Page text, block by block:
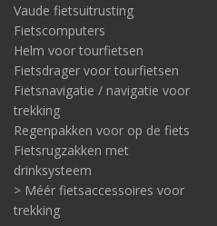
Vaude fietsuitrusting
Fietscomputers
Helm voor tourfietsen
Fietsdrager voor tourfietsen
Fietsnavigatie / navigatie voor
trekking
Regenpakken voor op de fiets
Fietsrugzakken met
drinksysteem
> Méér fietsaccessoires voor
trekking